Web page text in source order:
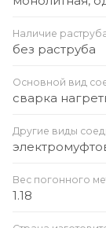
Наличие
без раструба
Основной вид
сварка
Другие виды
Вес погонного
1.18